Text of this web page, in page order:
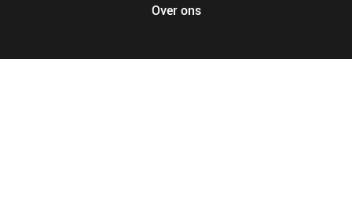
Over ons